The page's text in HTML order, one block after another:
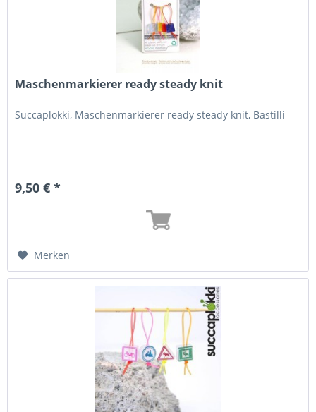
Maschenmarkierer ready steady knit
Succaplokki, Maschenmarkierer ready steady knit, Bastilli
9,50 € *
Merken